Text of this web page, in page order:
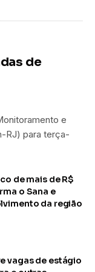
de
e
RJ) para terça-
de mais de R$
o Sana e
da região
vagas de estágio